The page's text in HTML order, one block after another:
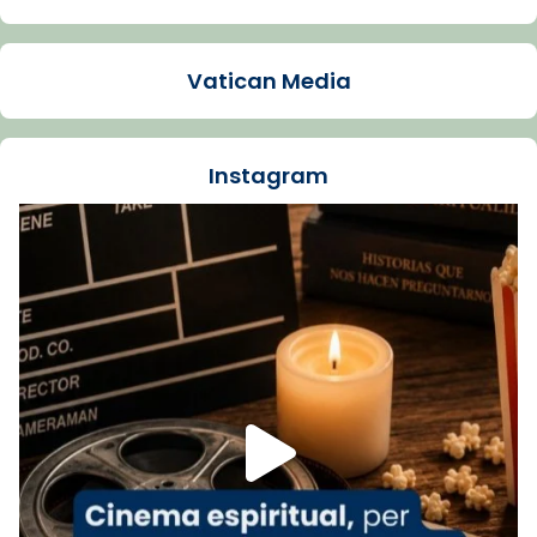
Arquebisbat de Barcelona
La Carmina va patir depressió. Fa gairebé
dos mesos, a l'Estadi Lluís Companys, la
Recupera l'entrevista comp
Vatican
tican News 👇
www.vaticannews.va/es/iglesia/news/2026-
07/carmina-historia-depresion-papa-viaje-
espana-testimoni...
Foto
View on Facebook · Share
Arquebisbat de Barcelona
2 weeks ago
Vatican Media
Instagram